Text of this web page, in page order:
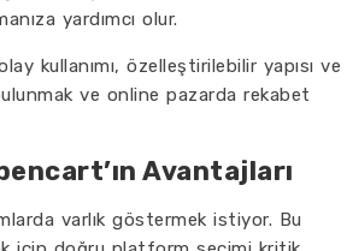
yardımcı olur.
kullanımı, özelleştirilebilir yapısı ve
ve online pazarda rekabet
Avantajları
varlık göstermek istiyor. Bu